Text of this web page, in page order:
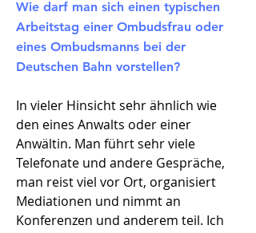
Wie darf man sich einen typischen
Arbeitstag einer Ombudsfrau oder
eines Ombudsmanns bei der
Deutschen Bahn vorstellen?
In vieler Hinsicht sehr ähnlich wie
den eines Anwalts oder einer
Anwältin. Man führt sehr viele
Telefonate und andere Gespräche,
man reist viel vor Ort, organisiert
Mediationen und nimmt an
Konferenzen und anderem teil. Ich